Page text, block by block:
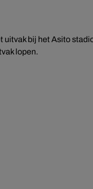
uitvak bij het Asito
lopen.